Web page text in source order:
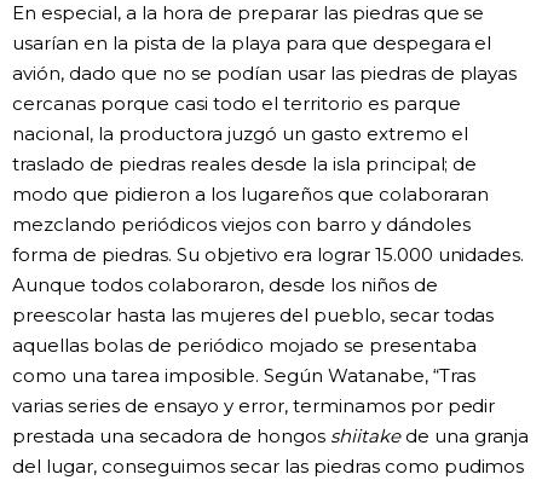
En especial, a la hora de preparar las piedras que se
usarían en la pista de la playa para que despegara el
avión, dado que no se podían usar las piedras de playas
cercanas porque casi todo el territorio es parque
nacional, la productora juzgó un gasto extremo el
traslado de piedras reales desde la isla principal; de
modo que pidieron a los lugareños que colaboraran
mezclando periódicos viejos con barro y dándoles
forma de piedras. Su objetivo era lograr 15.000 unidades.
Aunque todos colaboraron, desde los niños de
preescolar hasta las mujeres del pueblo, secar todas
aquellas bolas de periódico mojado se presentaba
como una tarea imposible. Según Watanabe, “Tras
varias series de ensayo y error, terminamos por pedir
prestada una secadora de hongos shiitakede una granja
del lugar, conseguimos secar las piedras como pudimos